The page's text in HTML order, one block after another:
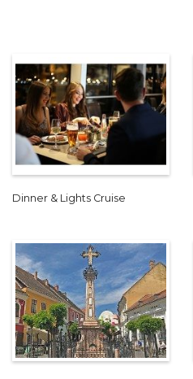
Dinner & Lights Cruise